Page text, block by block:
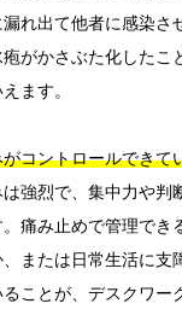
れ出て他者に感染さ
がかさぶた化したこ
ます。
がコントロールできて
強烈で、集中力や判
痛み止めで管理でき
または日常生活に支
ことが、デスクワー